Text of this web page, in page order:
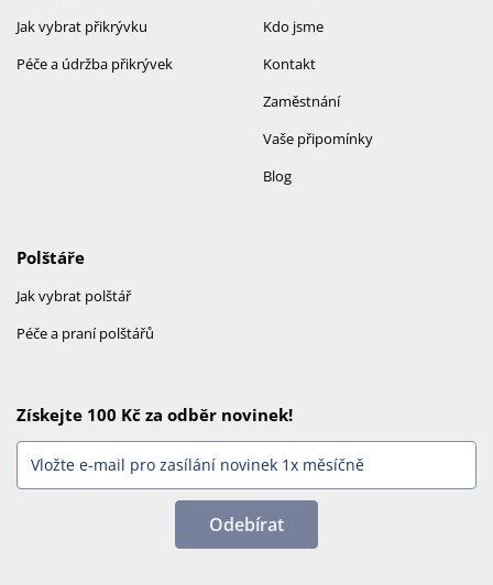
Kdo jsme
Kontakt
Zaměstnání
Vaše připomínky
Blog
Jak vybrat přikrývku
Péče a údržba přikrývek
Polštáře
Jak vybrat polštář
Péče a praní polštářů
Získejte 100 Kč za odběr novinek!
Odebírat